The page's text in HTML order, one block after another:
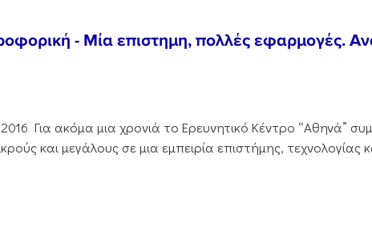
- Μία επιστημη, πολλές εφαρμογές.
Για ακόμα μια χρονιά το Ερευνητικό Κέντρο “Αθηνά”
και μεγάλους σε μια εμπειρία επιστήμης, τεχνολογίας